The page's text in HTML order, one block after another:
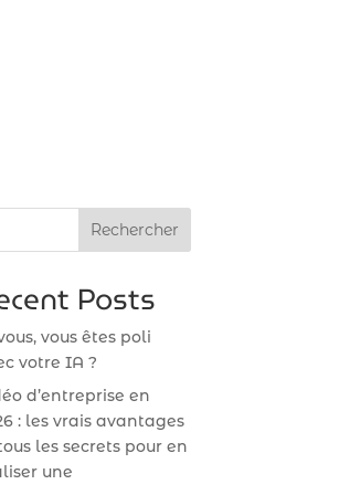
Rechercher
Posts
vous êtes poli
votre IA ?
d’entreprise en
: les vrais avantages
les secrets pour en
une